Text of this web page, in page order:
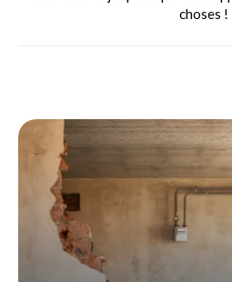
choses !